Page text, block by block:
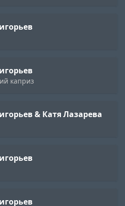
каприз
& Катя Лазарева